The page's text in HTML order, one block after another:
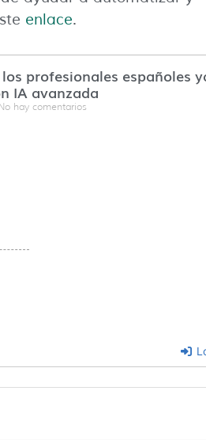
enlace.
profesionales españoles
IA avanzada
hay comentarios